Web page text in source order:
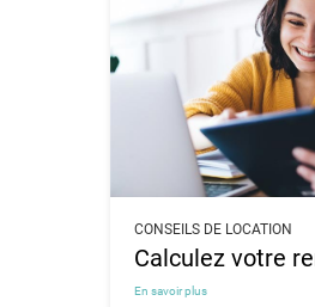
CONSEILS DE LOCATION
Calculez votre
En savoir plus